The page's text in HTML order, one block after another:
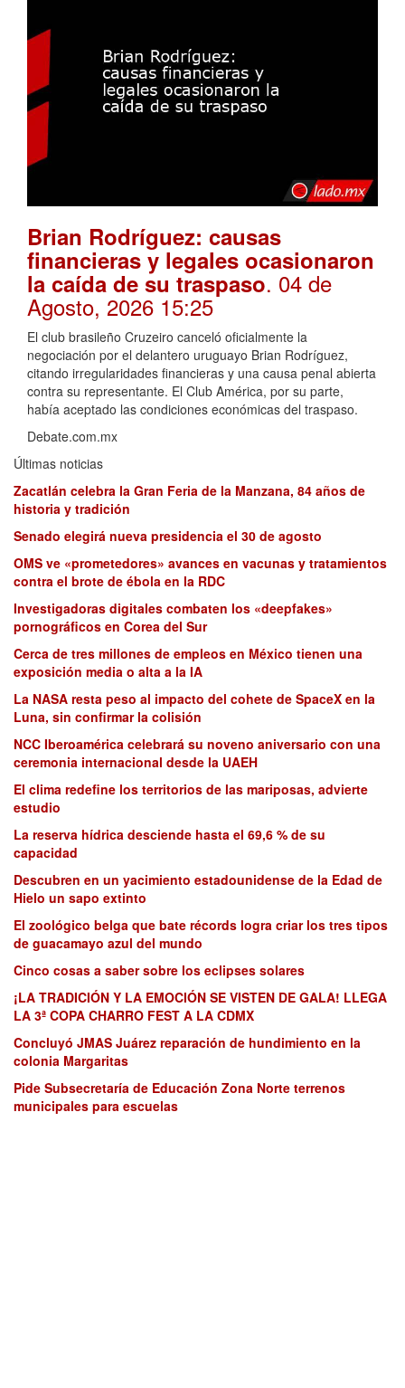
Brian Rodríguez: causas
financieras y legales ocasionaron
la caída de su traspaso. 04 de
Agosto, 2026 15:25
El club brasileño Cruzeiro canceló oficialmente la
negociación por el delantero uruguayo Brian Rodríguez,
citando irregularidades financieras y una causa penal abierta
contra su representante. El Club América, por su parte,
había aceptado las condiciones económicas del traspaso.
Debate.com.mx
Últimas noticias
Zacatlán celebra la Gran Feria de la Manzana, 84 años de
historia y tradición
Senado elegirá nueva presidencia el 30 de agosto
OMS ve «prometedores» avances en vacunas y tratamientos
contra el brote de ébola en la RDC
Investigadoras digitales combaten los «deepfakes»
pornográficos en Corea del Sur
Cerca de tres millones de empleos en México tienen una
exposición media o alta a la IA
La NASA resta peso al impacto del cohete de SpaceX en la
Luna, sin confirmar la colisión
NCC Iberoamérica celebrará su noveno aniversario con una
ceremonia internacional desde la UAEH
El clima redefine los territorios de las mariposas, advierte
estudio
La reserva hídrica desciende hasta el 69,6 % de su
capacidad
Descubren en un yacimiento estadounidense de la Edad de
Hielo un sapo extinto
El zoológico belga que bate récords logra criar los tres tipos
de guacamayo azul del mundo
Cinco cosas a saber sobre los eclipses solares
¡LA TRADICIÓN Y LA EMOCIÓN SE VISTEN DE GALA! LLEGA
LA 3ª COPA CHARRO FEST A LA CDMX
Concluyó JMAS Juárez reparación de hundimiento en la
colonia Margaritas
Pide Subsecretaría de Educación Zona Norte terrenos
municipales para escuelas